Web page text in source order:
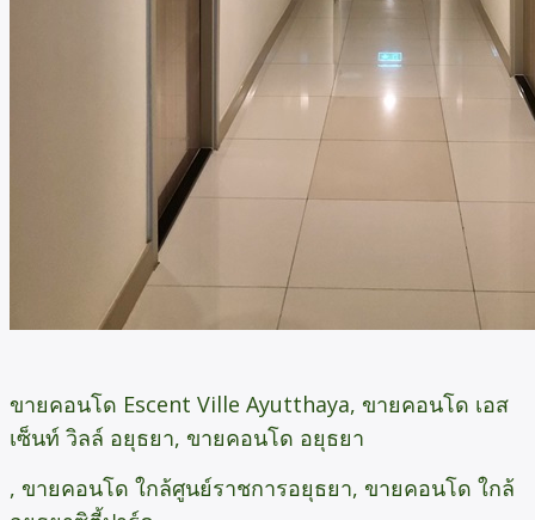
ขายคอนโด Escent Ville Ayutthaya, ขายคอนโด เอส
เซ็นท์ วิลล์ อยุธยา, ขายคอนโด อยุธยา
, ขายคอนโด ใกล้ศูนย์ราชการอยุธยา, ขายคอนโด ใกล้